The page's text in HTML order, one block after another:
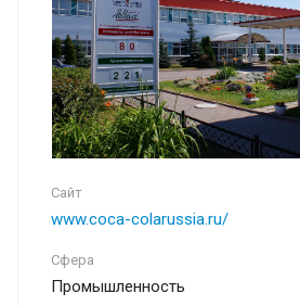
Сайт
www.coca-colarussia.ru/
Сфера
Промышленность